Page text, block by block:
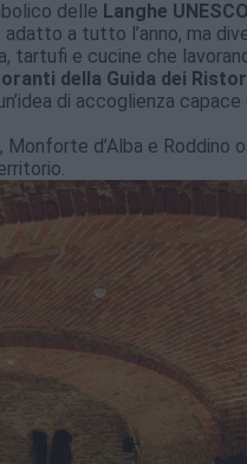
delle Langhe UNESCO
adatto a tutto l’anno, ma
tartufi e cucine che
della Guida dei
di accoglienza
Monforte d’Alba e Roddino